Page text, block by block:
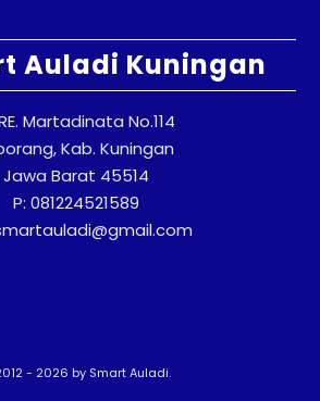
Auladi Kuningan
Martadinata No.114
Kab. Kuningan
Jawa Barat 45514
P: 081224521589
- 2026 by Smart Auladi.